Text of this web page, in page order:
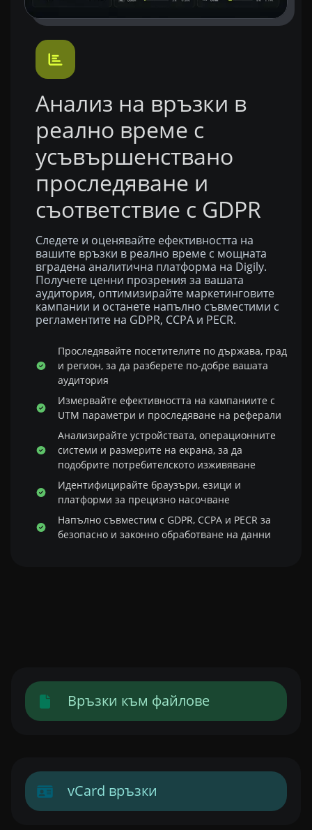
Анализ на връзки в
реално време с
усъвършенствано
проследяване и
съответствие с GDPR
Следете и оценявайте ефективността на
вашите връзки в реално време с мощната
вградена аналитична платформа на Digily.
Получете ценни прозрения за вашата
аудитория, оптимизирайте маркетинговите
кампании и останете напълно съвместими с
регламентите на GDPR, CCPA и PECR.
Проследявайте посетителите по държава, град
и регион, за да разберете по-добре вашата
аудитория
Измервайте ефективността на кампаниите с
UTM параметри и проследяване на реферали
Анализирайте устройствата, операционните
системи и размерите на екрана, за да
подобрите потребителското изживяване
Идентифицирайте браузъри, езици и
платформи за прецизно насочване
Напълно съвместим с GDPR, CCPA и PECR за
безопасно и законно обработване на данни
Връзки към файлове
vCard връзки